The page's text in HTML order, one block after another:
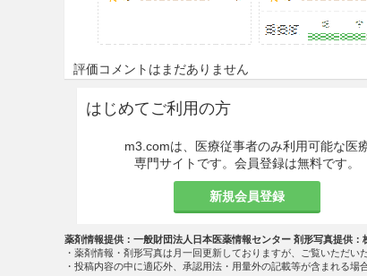
評価コメントはまだありません
はじめてご利用の方
m3.comは、医療従事者のみ利用可能な医
専門サイトです。会員登録は無料です。
新規会員登録
薬剤情報提供：一般財団法人日本医薬情報センター 剤形写真提供：
・薬剤情報・剤形写真は月一回更新しておりますが、ご覧いただ
・投稿内容の中に適応外、承認用法・用量外の記載等が含まれる